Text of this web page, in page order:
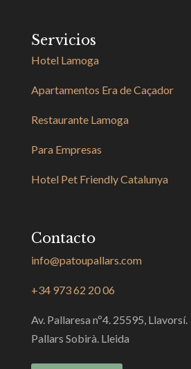
Servicios
Hotel Lamoga
Apartamentos Era de Caçador
Restaurante Lamoga
Para Empresas
Hotel Pet Friendly Catalunya
Contacto
info@patoupallars.com
+34 973 62 20 06
Av. Pallaresa nº4. 25595, Llavorsí.
Pallars Sobirà. Lleida